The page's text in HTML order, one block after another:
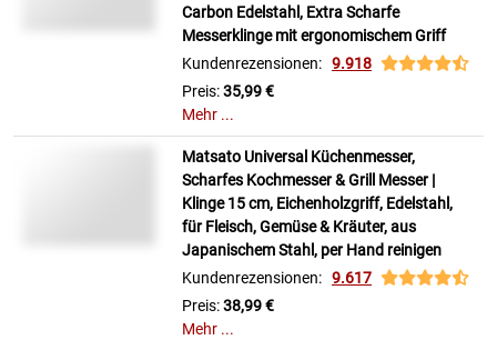
Carbon Edelstahl, Extra Scharfe
Messerklinge mit ergonomischem Griff
Kundenrezensionen: 9.918
Preis:35,99 €
Mehr ...
Matsato Universal Küchenmesser,
Scharfes Kochmesser & Grill Messer |
Klinge 15 cm, Eichenholzgriff, Edelstahl,
für Fleisch, Gemüse & Kräuter, aus
Japanischem Stahl, per Hand reinigen
Kundenrezensionen: 9.617
Preis:38,99 €
Mehr ...